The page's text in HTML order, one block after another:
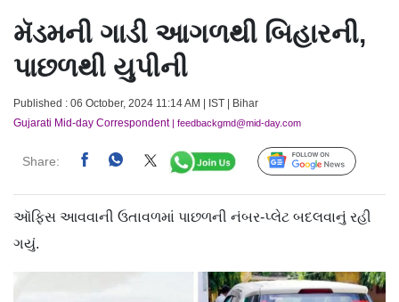
મૅડમની ગાડી આગળથી બિહારની,
પાછળથી યુપીની
Published : 06 October, 2024 11:14 AM | IST | Bihar
Gujarati Mid-day Correspondent| feedbackgmd@mid-day.com
Share: Follow Us
ઑફિસ આવવાની ઉતાવળમાં પાછળની નંબર-પ્લેટ બદલવાનું રહી
ગયું.